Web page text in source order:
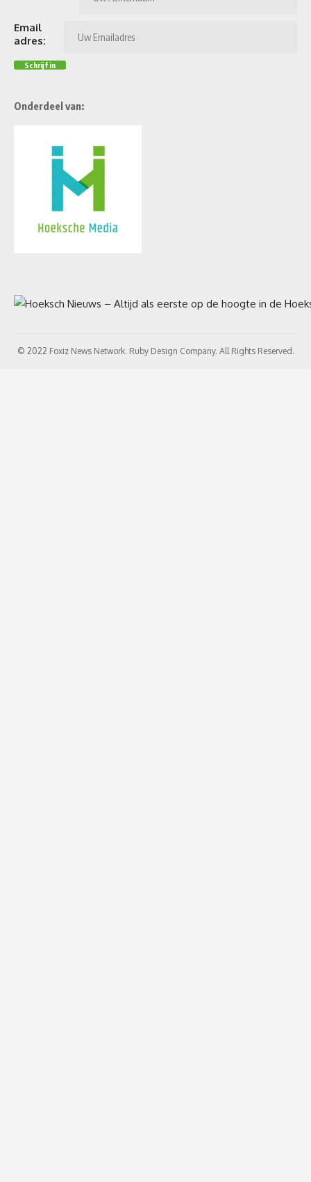
Email
adres:
Onderdeel van:
© 2022 Foxiz News Network. Ruby Design Company. All Rights Reserved.